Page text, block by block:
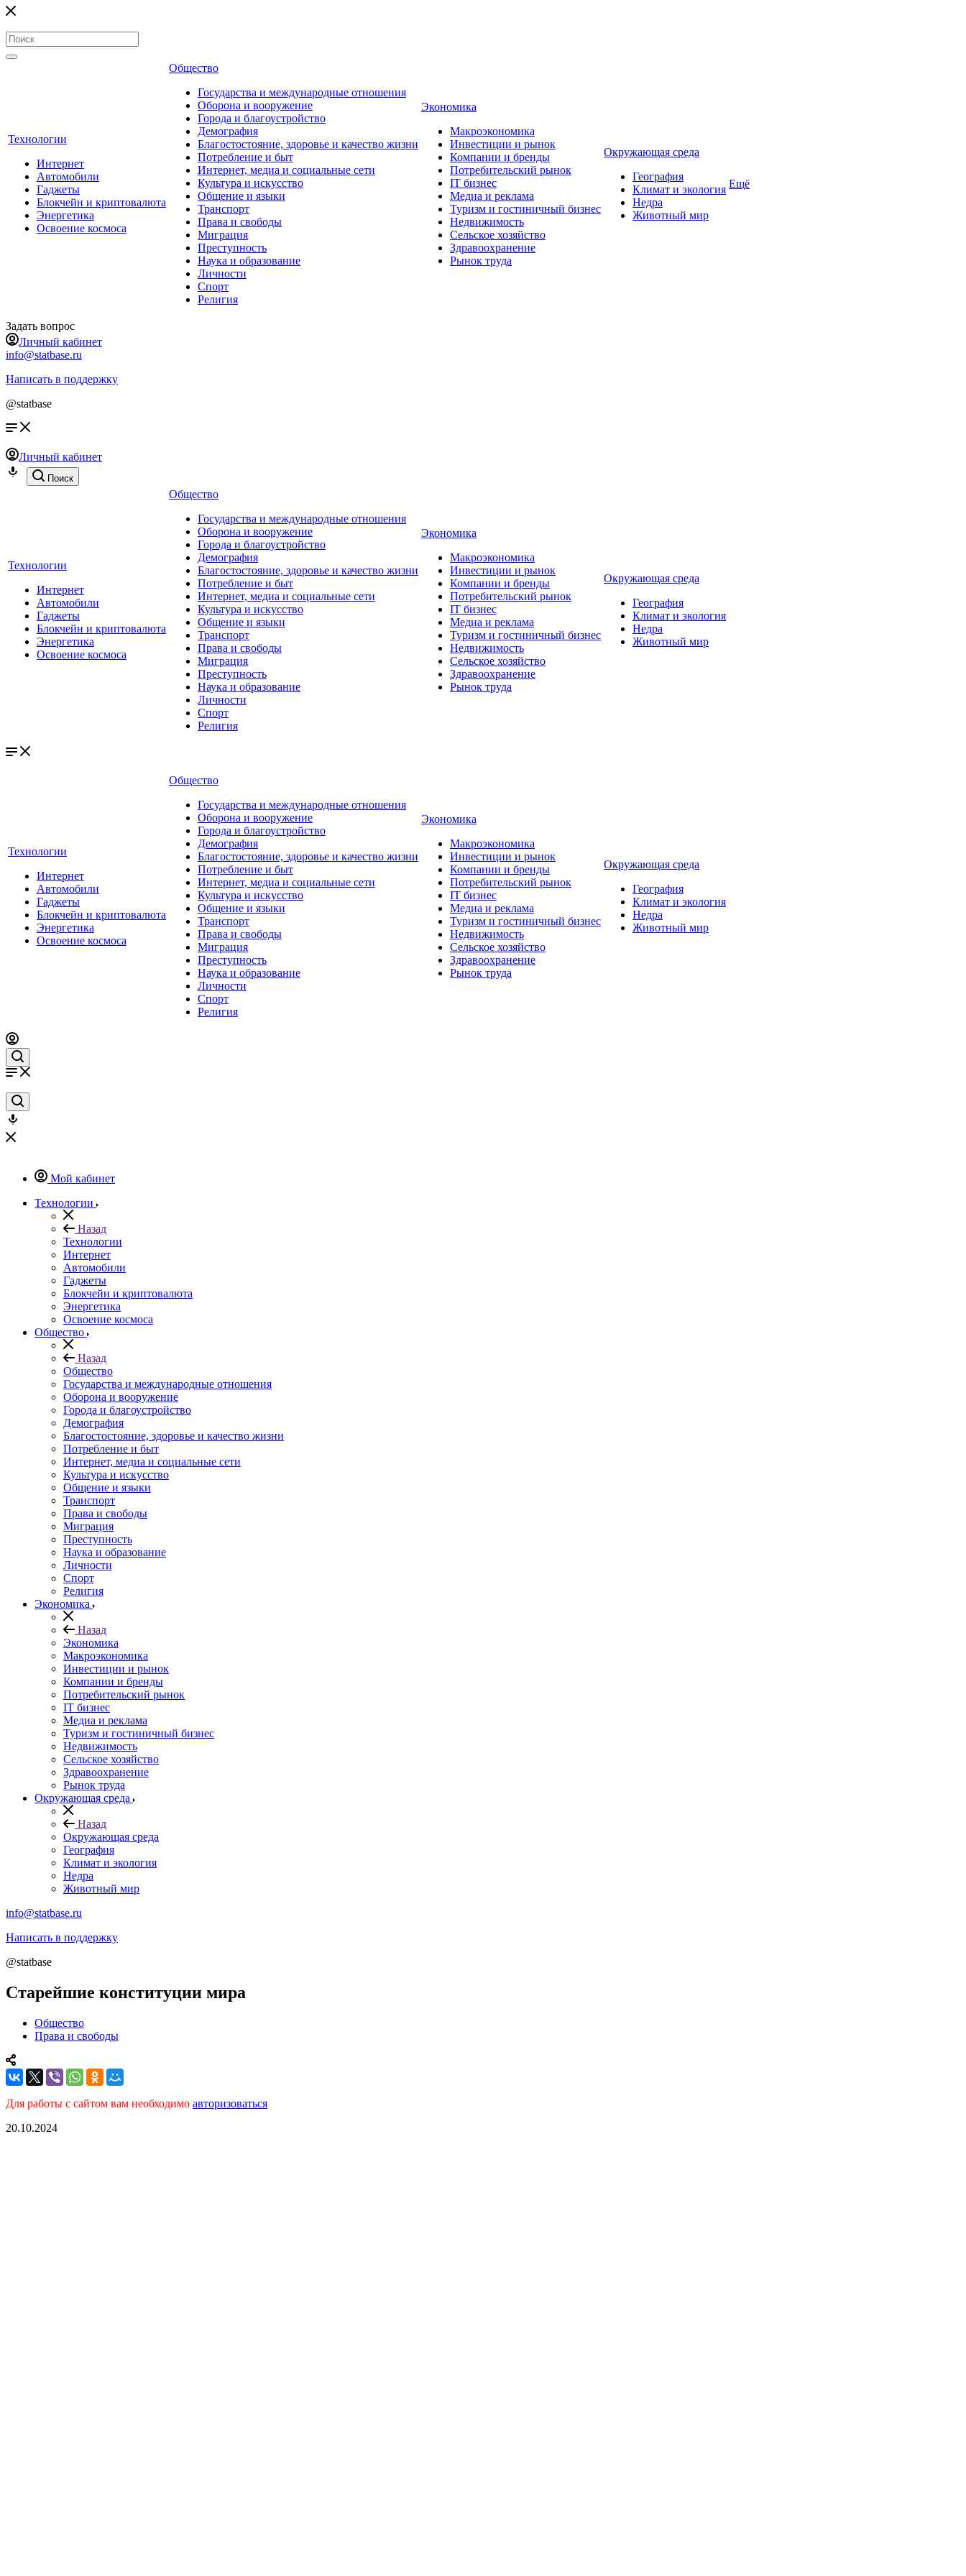
Технологии
Интернет
Автомобили
Гаджеты
Блокчейн и криптовалюта
Энергетика
Освоение космоса
Общество
Государства и международные отношения
Оборона и вооружение
Города и благоустройство
Демография
Благостостояние, здоровье и качество жизни
Потребление и быт
Интернет, медиа и социальные сети
Культура и искусство
Общение и языки
Транспорт
Права и свободы
Миграция
Преступность
Наука и образование
Личности
Спорт
Религия
Экономика
Макроэкономика
Инвестиции и рынок
Компании и бренды
Потребительский рынок
IT бизнес
Медиа и реклама
Туризм и гостиничный бизнес
Недвижимость
Сельское хозяйство
Здравоохранение
Рынок труда
Окружающая среда
География
Климат и экология
Недра
Животный мир
Ещё
Задать вопрос
Личный кабинет
info@statbase.ru
Написать в поддержку
@statbase
Личный кабинет
Поиск
Технологии
Интернет
Автомобили
Гаджеты
Блокчейн и криптовалюта
Энергетика
Освоение космоса
Общество
Государства и международные отношения
Оборона и вооружение
Города и благоустройство
Демография
Благостостояние, здоровье и качество жизни
Потребление и быт
Интернет, медиа и социальные сети
Культура и искусство
Общение и языки
Транспорт
Права и свободы
Миграция
Преступность
Наука и образование
Личности
Спорт
Религия
Экономика
Макроэкономика
Инвестиции и рынок
Компании и бренды
Потребительский рынок
IT бизнес
Медиа и реклама
Туризм и гостиничный бизнес
Недвижимость
Сельское хозяйство
Здравоохранение
Рынок труда
Окружающая среда
География
Климат и экология
Недра
Животный мир
Технологии
Интернет
Автомобили
Гаджеты
Блокчейн и криптовалюта
Энергетика
Освоение космоса
Общество
Государства и международные отношения
Оборона и вооружение
Города и благоустройство
Демография
Благостостояние, здоровье и качество жизни
Потребление и быт
Интернет, медиа и социальные сети
Культура и искусство
Общение и языки
Транспорт
Права и свободы
Миграция
Преступность
Наука и образование
Личности
Спорт
Религия
Экономика
Макроэкономика
Инвестиции и рынок
Компании и бренды
Потребительский рынок
IT бизнес
Медиа и реклама
Туризм и гостиничный бизнес
Недвижимость
Сельское хозяйство
Здравоохранение
Рынок труда
Окружающая среда
География
Климат и экология
Недра
Животный мир
Мой кабинет
Технологии
Назад
Технологии
Интернет
Автомобили
Гаджеты
Блокчейн и криптовалюта
Энергетика
Освоение космоса
Общество
Назад
Общество
Государства и международные отношения
Оборона и вооружение
Города и благоустройство
Демография
Благостостояние, здоровье и качество жизни
Потребление и быт
Интернет, медиа и социальные сети
Культура и искусство
Общение и языки
Транспорт
Права и свободы
Миграция
Преступность
Наука и образование
Личности
Спорт
Религия
Экономика
Назад
Экономика
Макроэкономика
Инвестиции и рынок
Компании и бренды
Потребительский рынок
IT бизнес
Медиа и реклама
Туризм и гостиничный бизнес
Недвижимость
Сельское хозяйство
Здравоохранение
Рынок труда
Окружающая среда
Назад
Окружающая среда
География
Климат и экология
Недра
Животный мир
info@statbase.ru
Написать в поддержку
@statbase
Старейшие конституции мира
Общество
Права и свободы
Для работы с сайтом вам необходимо авторизоваться
20.10.2024